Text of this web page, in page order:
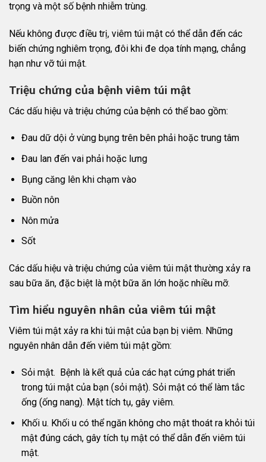
trọng và một số bệnh nhiễm trùng.
Nếu không được điều trị, viêm túi mật có thể dẫn đến các
biến chứng nghiêm trọng, đôi khi đe dọa tính mạng, chẳng
hạn như vỡ túi mật.
Triệu chứng của bệnh viêm túi mật
Các dấu hiệu và triệu chứng của bệnh có thể bao gồm:
Đau dữ dội ở vùng bụng trên bên phải hoặc trung tâm
Đau lan đến vai phải hoặc lưng
Bụng căng lên khi chạm vào
Buồn nôn
Nôn mửa
Sốt
Các dấu hiệu và triệu chứng của viêm túi mật thường xảy ra
sau bữa ăn, đặc biệt là một bữa ăn lớn hoặc nhiều mỡ.
Tìm hiểu nguyên nhân của viêm túi mật
Viêm túi mật xảy ra khi túi mật của bạn bị viêm. Những
nguyên nhân dẫn đến viêm túi mật gồm:
Sỏi mật. Bệnh là kết quả của các hạt cứng phát triển
trong túi mật của bạn (sỏi mật). Sỏi mật có thể làm tắc
ống (ống nang). Mật tích tụ, gây viêm.
Khối u. Khối u có thể ngăn không cho mật thoát ra khỏi túi
mật đúng cách, gây tích tụ mật có thể dẫn đến viêm túi
mật.